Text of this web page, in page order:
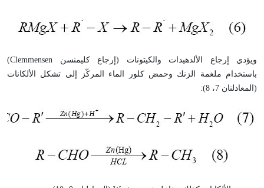
ويؤدي إرجاع الألدهيدات والكيتونات (إرجاع كليمنسن Clemmensen
)
باستخدام ملغمة الزنك وحمض كلور الماء المركّز إلى تشكل الألكانات
(المعادلتان 7، 8):